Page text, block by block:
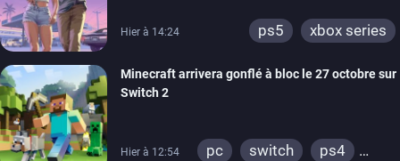
Hier à 14:24 ps5 xbox series
Minecraft arrivera gonflé à bloc le 27 octobre sur
Switch 2
Hier à 12:54 pc switch
ps4